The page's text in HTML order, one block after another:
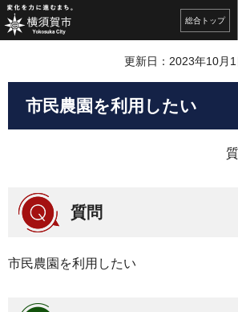
総合 トップ
更新日：2023年10月1
市民農園を利用したい
質問
市民農園を利用したい